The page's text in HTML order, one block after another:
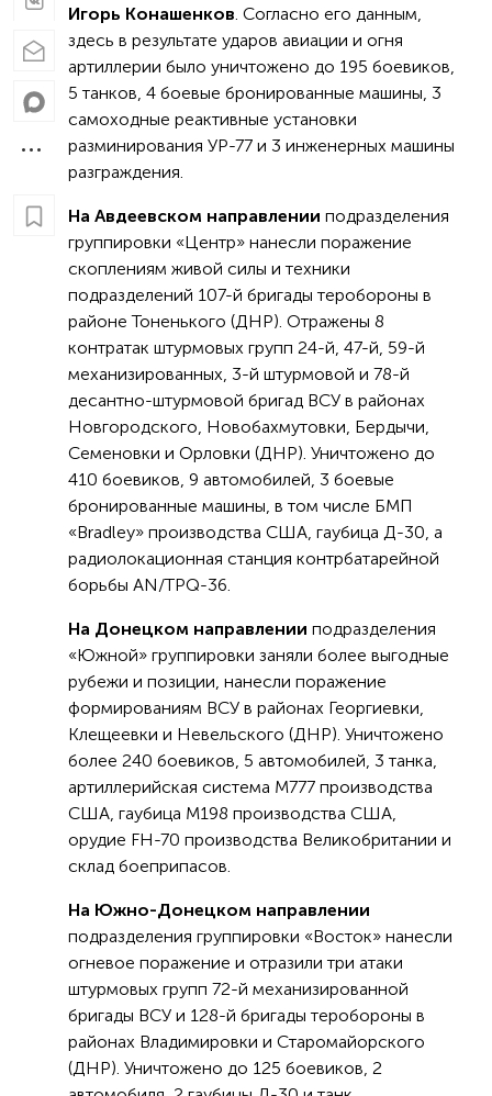
Игорь Конашенков. Согласно его данным,
здесь в результате ударов авиации и огня
артиллерии было уничтожено до 195 боевиков,
5 танков, 4 боевые бронированные машины, 3
самоходные реактивные установки
разминирования УР-77 и 3 инженерных машины
разграждения.
На Авдеевском направлении подразделения
группировки «Центр» нанесли поражение
скоплениям живой силы и техники
подразделений 107-й бригады теробороны в
районе Тоненького (ДНР). Отражены 8
контратак штурмовых групп 24-й, 47-й, 59-й
механизированных, 3-й штурмовой и 78-й
десантно-штурмовой бригад ВСУ в районах
Новгородского, Новобахмутовки, Бердычи,
Семеновки и Орловки (ДНР). Уничтожено до
410 боевиков, 9 автомобилей, 3 боевые
бронированные машины, в том числе БМП
«Bradley» производства США, гаубица Д-30, а
радиолокационная станция контрбатарейной
борьбы AN/TPQ-36.
На Донецком направлении подразделения
«Южной» группировки заняли более выгодные
рубежи и позиции, нанесли поражение
формированиям ВСУ в районах Георгиевки,
Клещеевки и Невельского (ДНР). Уничтожено
более 240 боевиков, 5 автомобилей, 3 танка,
артиллерийская система М777 производства
США, гаубица М198 производства США,
орудие FH-70 производства Великобритании и
склад боеприпасов.
На Южно-Донецком направлении
подразделения группировки «Восток» нанесли
огневое поражение и отразили три атаки
штурмовых групп 72-й механизированной
бригады ВСУ и 128-й бригады теробороны в
районах Владимировки и Старомайорского
(ДНР). Уничтожено до 125 боевиков, 2